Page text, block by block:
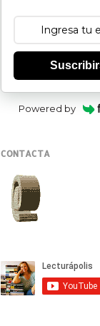
Powered by
CONTACTA